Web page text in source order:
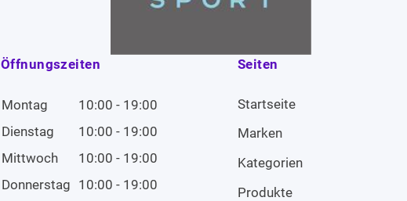
Öffnungszeiten
Montag
10:00 - 19:00
Dienstag
10:00 - 19:00
Mittwoch
10:00 - 19:00
Donnerstag 10:00 - 19:00
Seiten
Startseite
Marken
Kategorien
Produkte